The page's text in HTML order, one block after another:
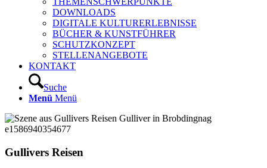
DOWNLOADS
DIGITALE KULTURERLEBNISSE
BÜCHER & KUNSTFÜHRER
SCHUTZKONZEPT
STELLENANGEBOTE
KONTAKT
Suche
Menü Menü
Gullivers Reisen